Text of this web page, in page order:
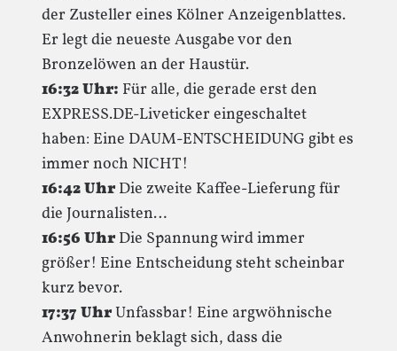
der Zusteller eines Kölner Anzeigenblattes.
Er legt die neueste Ausgabe vor den
Bronzelöwen an der Haustür.
16:32 Uhr: Für alle, die gerade erst den
EXPRESS.DE-Liveticker eingeschaltet
haben: Eine DAUM-ENTSCHEIDUNG gibt es
immer noch NICHT!
16:42 Uhr Die zweite Kaffee-Lieferung für
die Journalisten…
16:56 Uhr Die Spannung wird immer
größer! Eine Entscheidung steht scheinbar
kurz bevor.
17:37 UhrUnfassbar! Eine argwöhnische
Anwohnerin beklagt sich, dass die